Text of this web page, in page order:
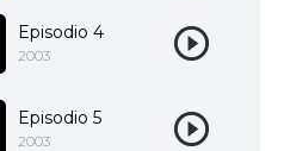
Episodio 4
2003
Episodio 5
2003